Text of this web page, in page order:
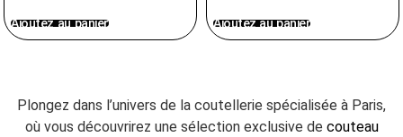
Ajoutez au panier Ajoutez au panier
Plongez dans l’univers de la coutellerie spécialisée à Paris,
où vous découvrirez une sélection exclusive de couteau